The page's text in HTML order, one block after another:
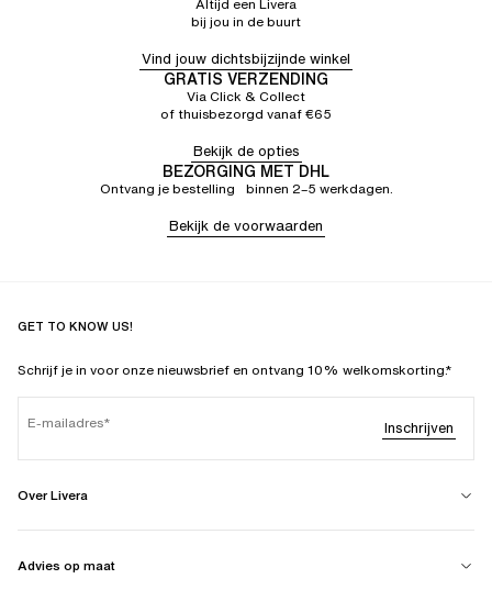
Altijd een Livera
bij jou in de buurt
Vind jouw dichtsbijzijnde winkel
GRATIS VERZENDING
Via Click & Collect
of thuisbezorgd vanaf €65
Bekijk de opties
BEZORGING MET DHL
Ontvang je bestelling binnen 2–5 werkdagen.
Bekijk de voorwaarden
GET TO KNOW US!
Schrijf je in voor onze nieuwsbrief en ontvang 10% welkomskorting.*
E-mailadres Inschrijven
Over Livera
Advies op maat